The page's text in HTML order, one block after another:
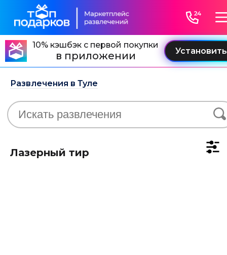
10% кэшбэк с первой покупки
в приложении
Развлечения в Туле
Лазерный тир